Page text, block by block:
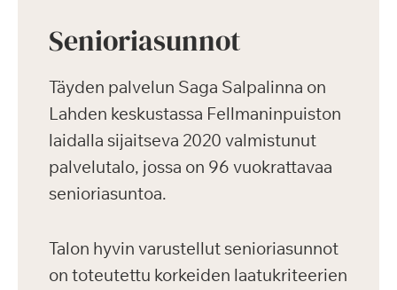
Senioriasunnot
Täyden palvelun Saga Salpalinna on
Lahden keskustassa Fellmaninpuiston
laidalla sijaitseva 2020 valmistunut
palvelutalo, jossa on 96 vuokrattavaa
senioriasuntoa.
Talon hyvin varustellut senioriasunnot
on toteutettu korkeiden laatukriteerien